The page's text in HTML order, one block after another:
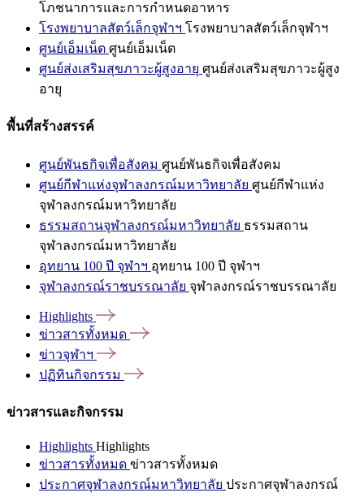
โภชนาการและการกำหนดอาหาร
โรงพยาบาลสัตว์เล็กจุฬาฯ โรงพยาบาลสัตว์เล็กจุฬาฯ
ศูนย์เอ็มเน็ต ศูนย์เอ็มเน็ต
ศูนย์ส่งเสริมสุขภาวะผู้สูงอายุ ศูนย์ส่งเสริมสุขภาวะผู้สูง
อายุ
พื้นที่สร้างสรรค์
ศูนย์พันธกิจเพื่อสังคม ศูนย์พันธกิจเพื่อสังคม
ศูนย์กีฬาแห่งจุฬาลงกรณ์มหาวิทยาลัย ศูนย์กีฬาแห่ง
จุฬาลงกรณ์มหาวิทยาลัย
ธรรมสถานจุฬาลงกรณ์มหาวิทยาลัย ธรรมสถาน
จุฬาลงกรณ์มหาวิทยาลัย
อุทยาน 100 ปี จุฬาฯ อุทยาน 100 ปี จุฬาฯ
จุฬาลงกรณ์ราชบรรณาลัย จุฬาลงกรณ์ราชบรรณาลัย
Highlights
ข่าวสารทั้งหมด
ข่าวจุฬาฯ
ปฏิทินกิจกรรม
ข่าวสารและกิจกรรม
Highlights Highlights
ข่าวสารทั้งหมด ข่าวสารทั้งหมด
ประกาศจุฬาลงกรณ์มหาวิทยาลัย ประกาศจุฬาลงกรณ์